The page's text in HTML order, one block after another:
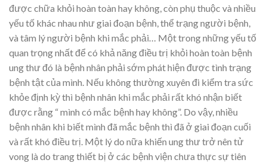
được chữa khỏi hoàn toàn hay không, còn phụ thuộc và nhiều
yếu tố khác nhau như giai đoạn bệnh, thể trạng người bệnh,
và tâm lý người bệnh khi mắc phải… Một trong những yếu tố
quan trọng nhất để có khả năng điều trị khỏi hoàn toàn bệnh
ung thư đó là bệnh nhân phải sớm phát hiện được tình trạng
bệnh tật của mình. Nếu không thường xuyên đi kiểm tra sức
khỏe định kỳ thì bệnh nhân khi mắc phải rất khó nhận biết
được rằng “ mình có mắc bệnh hay không”. Do vậy, nhiều
bệnh nhân khi biết mình đã mắc bệnh thì đã ở giai đoạn cuối
và rất khó điều trị. Một lý do nữa khiến ung thư trở nên tử
vong là do trang thiết bị ở các bệnh viện chưa thực sự tiên